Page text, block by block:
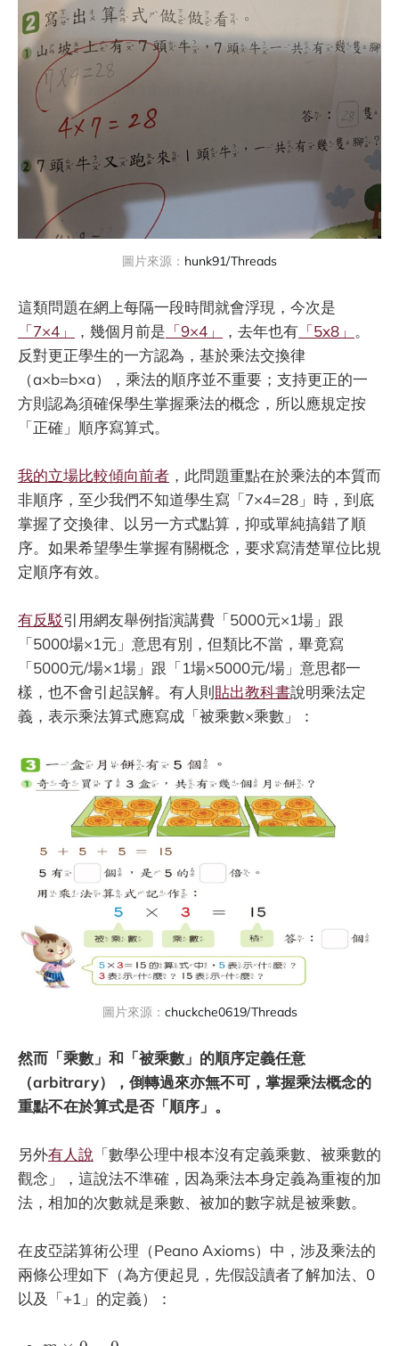
圖片來源： hunk91/Threads
這類問題在網上每隔一段時間就會浮現，今次是
「7×4」
，幾個月前是 「9×4」 ，去年也有 「5x8」 。
反對更正學生的一方認為，基於乘法交換律
（a×b=b×a），乘法的順序並不重要；支持更正的一
方則認為須確保學生掌握乘法的概念，所以應規定按
「正確」順序寫算式。
我的立場比較傾向前者 ，此問題重點在於乘法的本質而
非順序，至少我們不知道學生寫「7×4=28」時，到底
掌握了交換律、以另一方式點算，抑或單純搞錯了順
序。如果希望學生掌握有關概念，要求寫清楚單位比規
定順序有效。
有反駁引用網友舉例指演講費「5000元×1場」跟
「5000場×1元」意思有別，但類比不當，畢竟寫
「5000元/場×1場」跟「1場×5000元/場」意思都一
樣，也不會引起誤解。有人則貼出教科書說明乘法定
義，表示乘法算式應寫成「被乘數×乘數」：
圖片來源： chuckche0619/Threads
然而「乘數」和「被乘數」的順序定義任意
（arbitrary），倒轉過來亦無不可，掌握乘法概念的
重點不在於算式是否「順序」。
另外有人說 「數學公理中根本沒有定義乘數、被乘數的
觀念」，這說法不準確，因為乘法本身定義為重複的加
法，相加的次數就是乘數、被加的數字就是被乘數。
在皮亞諾算術公理（Peano Axioms）中，涉及乘法的
兩條公理如下（為方便起見，先假設讀者了解加法、0
以及「+1」的定義）：
m ×0 =